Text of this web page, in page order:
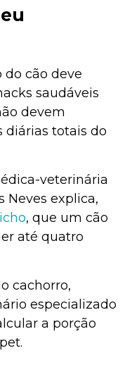
do cão deve
saudáveis
devem
diárias totais do
veterinária
Neves explica,
, que um cão
até quatro
cachorro,
especializado
a porção